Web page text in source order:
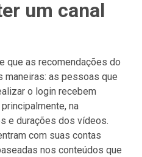
um canal
que as recomendações do
maneiras: as pessoas que
o login recebem
na
e durações dos vídeos.
com suas contas
nos conteúdos que